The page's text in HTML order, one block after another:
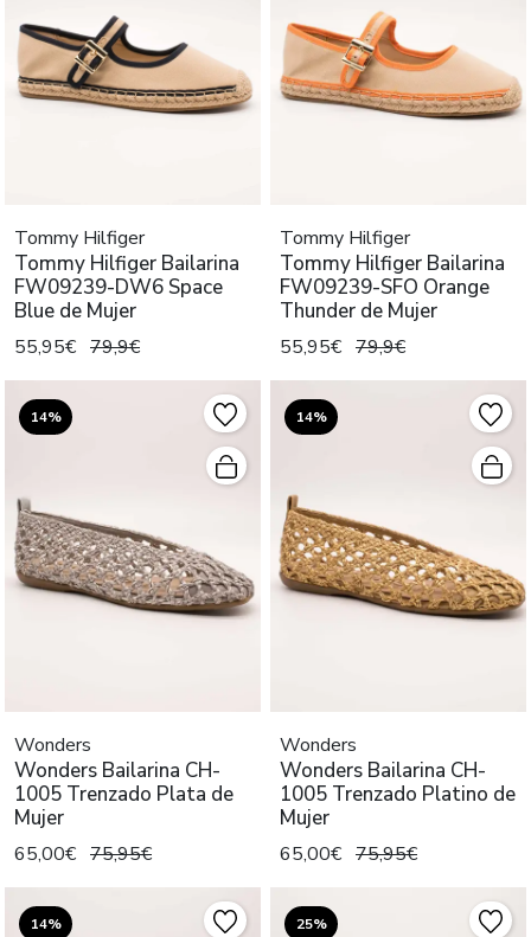
Tommy Hilfiger
Tommy Hilfiger Bailarina
FW09239-DW6 Space
Blue de Mujer
55,95€ 79,9€
Tommy Hilfiger
Tommy Hilfiger Bailarina
FW09239-SFO Orange
Thunder de Mujer
55,95€ 79,9€
14%
Wonders
Wonders Bailarina CH-
1005 Trenzado Plata de
Mujer
65,00€ 75,95€
14%
Wonders
Wonders Bailarina CH-
1005 Trenzado Platino de
Mujer
65,00€ 75,95€
14% 25%